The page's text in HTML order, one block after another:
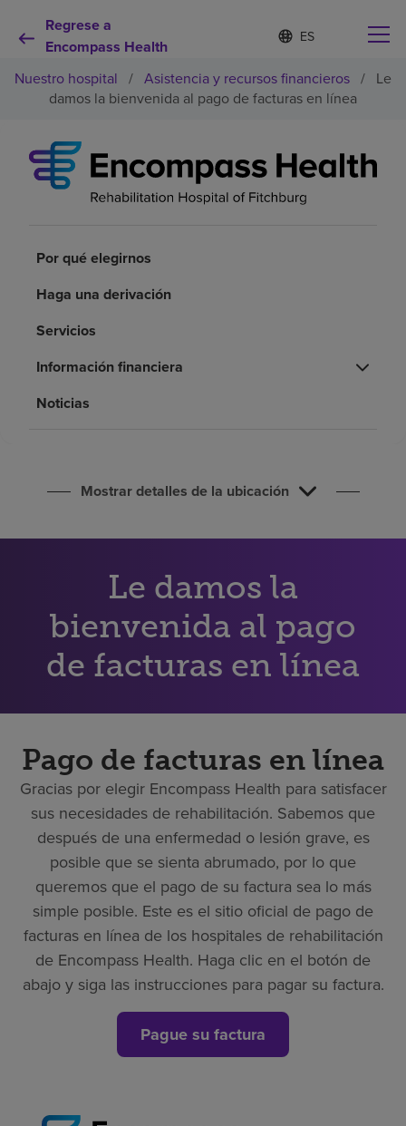
Regrese a
Encompass Health
Lista
de
idiomas
contraída
d
o
m
e
c
Por qué debe elegirnos
Pacientes y cuidadores
Acerca de nosotros
Nuestro hospital / Asistencia y recursos financieros / Le
damos la bienvenida al pago de facturas en línea
Por qué elegirnos
Haga una derivación
Servicios
Información financiera
Noticias
Mostrar detalles de la ubicación
Le damos la
bienvenida al pago
de facturas en línea
Pago de facturas en línea
Gracias por elegir Encompass Health para satisfacer
sus necesidades de rehabilitación. Sabemos que
después de una enfermedad o lesión grave, es
posible que se sienta abrumado, por lo que
queremos que el pago de su factura sea lo más
simple posible. Este es el sitio oficial de pago de
facturas en línea de los hospitales de rehabilitación
de Encompass Health. Haga clic en el botón de
abajo y siga las instrucciones para pagar su factura.
Pague su factura